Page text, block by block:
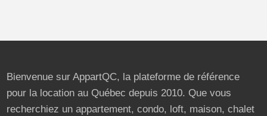
Bienvenue sur AppartQC, la plateforme de référence
pour la location au Québec depuis 2010. Que vous
recherchiez un appartement, condo, loft, maison, chalet